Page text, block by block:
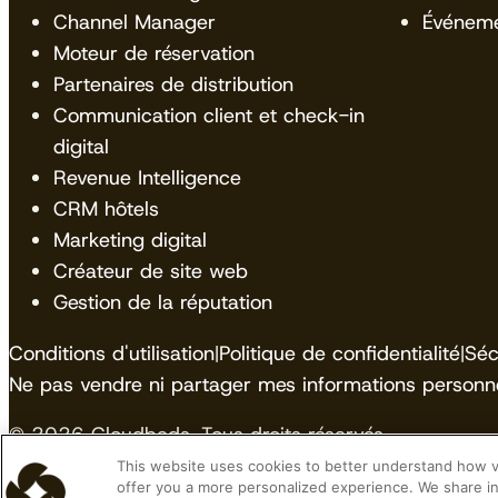
Channel Manager
Moteur de réservation
Partenaires de distribution
Communication client et check-in
digital
Revenue Intelligence
CRM hôtels
Marketing digital
Créateur de site web
Gestion de la réputation
Conditions d'utilisation|Politique de confidentialité|
Ne pas vendre ni partager mes informations
© 2026 Cloudbeds. Tous droits réservés.
Cloudbeds is an independent hospitality software
This website uses cookies to better understand how
offer you a more personalized experience. We share